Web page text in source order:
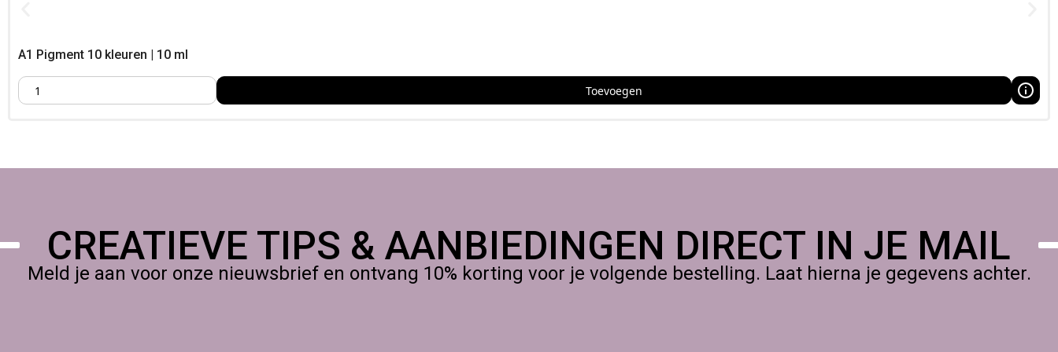
UV-bestendig en geschikt voor zowel binnen- als buitentoepassingen wanneer het correct wordt afgewerkt met een beschermende coating.
worden opgebouwd met spatels en kwasten. Hierdoor is het bijzonder veelzijdig voor creatieve en technische toepassingen.
De A1 set wordt veel gebruikt door kunstenaars, modelbouwers en decorbouwers voor het maken van sculpturen, props, prototypes, decorstukken en architectonische modellen. Dankzij de
combinatie van sterkte, detailweergave en veelzijdigheid is Acrylic One een populair materiaal in de wereld van theming, design en creatieve productie.
Acrylic One bij Foamtastic Crafts
A1 Pigment 10 kleuren | 10 ml
Toevoegen
CREATIEVE TIPS & AANBIEDINGEN DIRECT IN JE MAIL
Meld je aan voor onze nieuwsbrief en ontvang 10% korting voor je volgende bestelling. Laat hierna je gegevens achter.